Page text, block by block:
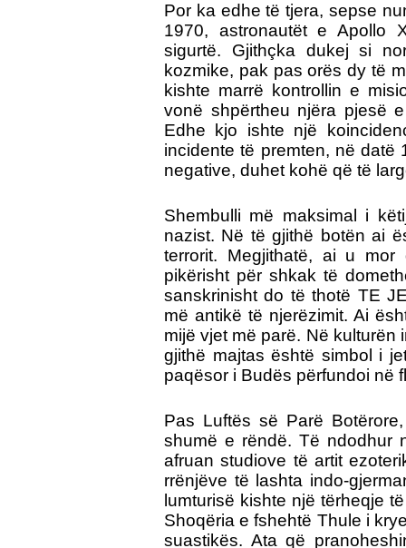
Por ka edhe të tjera, sepse
1970, astronautët e Apollo
sigurtë. Gjithçka dukej si
kozmike, pak pas orës dy të
kishte marrë kontrollin e
vonë shpërtheu njëra pjesë
Edhe kjo ishte një
incidente të premten, në datë
negative, duhet kohë që të
Shembulli më maksimal i
nazist. Në të gjithë botën ai
terrorit. Megjithatë, ai u
pikërisht për shkak të
sanskrinisht do të thotë TE
më antikë të njerëzimit. Ai
mijë vjet më parë. Në kulturën
gjithë majtas është simbol i
paqësor i Budës përfundoi në
Pas Luftës së Parë
shumë e rëndë. Të ndodhur
afruan studiove të artit
rrënjëve të lashta indo-
lumturisë kishte një tërheqje
Shoqëria e fshehtë Thule i
suastikës. Ata që